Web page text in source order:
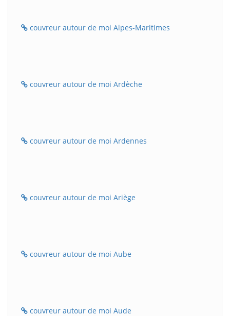
couvreur autour de moi Alpes-Maritimes
couvreur autour de moi Ardèche
couvreur autour de moi Ardennes
couvreur autour de moi Ariège
couvreur autour de moi Aube
couvreur autour de moi Aude